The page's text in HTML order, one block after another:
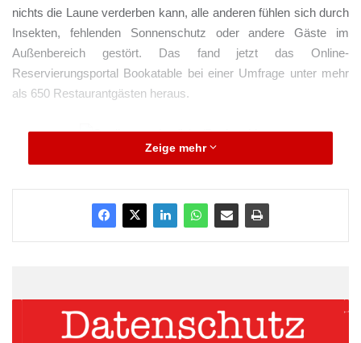
nichts die Laune verderben kann, alle anderen fühlen sich durch
Insekten, fehlenden Sonnenschutz oder andere Gäste im
Außenbereich gestört. Das fand jetzt das Online-
Reservierungsportal Bookatable bei einer Umfrage unter mehr
als 650 Restaurantgästen heraus.
Quellenangabe: „obs/Bookatable GmbH &
ARKM.marketing
Zeige mehr